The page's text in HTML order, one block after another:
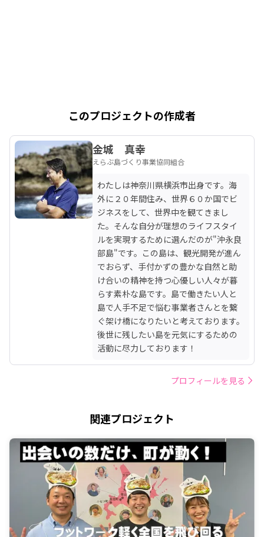
このプロジェクトの作成者
金城 真幸
えらぶ島づくり事業協同組合
わたしは神奈川県横浜市出身です。海
外に２０年間住み、世界６０か国でビ
ジネスをして、世界中を観てきまし
た。そんな自分が理想のライフスタイ
ルを実現するために選んだのが"沖永良
部島"です。この島は、観光開発が進ん
でおらず、手付かずの豊かな自然と助
け合いの精神を持つ心優しい人々が暮
らす素朴な島です。島で働きたい人と
島で人手不足で悩む事業者さんとを繋
ぐ架け橋になりたいと考えております。
後世に残したい島を元気にするための
活動に尽力しております！
プロフィールを見る
関連プロジェクト